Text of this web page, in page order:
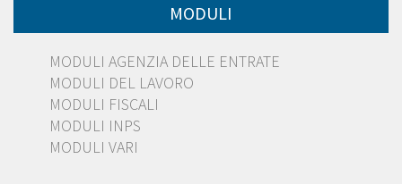
MODULI
MODULI AGENZIA DELLE ENTRATE
MODULI DEL LAVORO
MODULI FISCALI
MODULI INPS
MODULI VARI